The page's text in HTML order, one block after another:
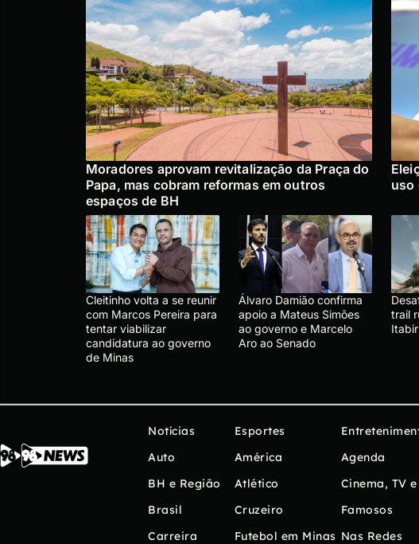
Moradores aprovam revitalização da Praça do
Papa, mas cobram reformas em outros
espaços de BH
uso
Cleitinho volta a se reunir
com Marcos Pereira para
tentar viabilizar
candidatura ao governo
de Minas
Álvaro Damião confirma
apoio a Mateus Simões
ao governo e Marcelo
Aro ao Senado
trail
Notícias
Auto
BH e Região
Brasil
Carreira
Esportes
América
Atlético
Cruzeiro
Futebol em Minas
Agenda
Cinema, TV
Famosos
Nas Redes